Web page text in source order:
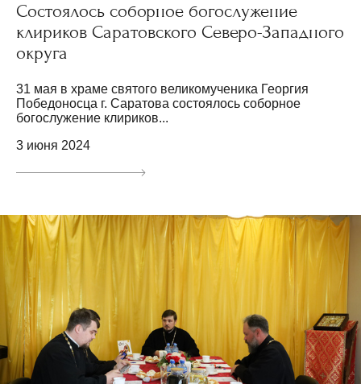
Состоялось соборное богослужение
клириков Саратовского Северо-Западного
округа
31 мая в храме святого великомученика Георгия
Победоносца г. Саратова состоялось соборное
богослужение клириков...
3 июня 2024